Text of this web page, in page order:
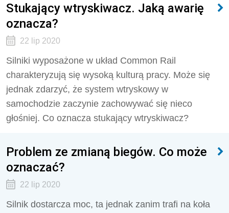
Stukający wtryskiwacz. Jaką awarię
oznacza?
22 lip 2020
Silniki wyposażone w układ Common Rail
charakteryzują się wysoką kulturą pracy. Może się
jednak zdarzyć, że system wtryskowy w
samochodzie zaczynie zachowywać się nieco
głośniej. Co oznacza stukający wtryskiwacz?
Problem ze zmianą biegów. Co może
oznaczać?
22 lip 2020
Silnik dostarcza moc, ta jednak zanim trafi na koła